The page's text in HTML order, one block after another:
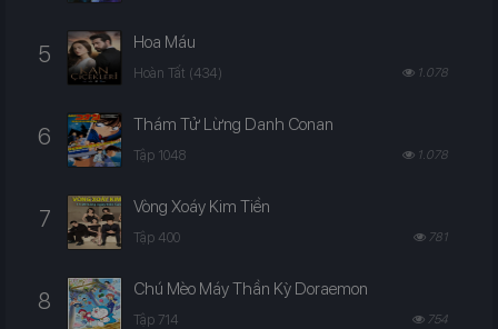
5 Hoa Máu
Hoàn Tất (434) 1.078
6 Thám Tử Lừng Danh Conan
Tập 1048 1.078
7 Vòng Xoáy Kim Tiền
Tập 400 781
8 Chú Mèo Máy Thần Kỳ Doraemon
Tập 714 754